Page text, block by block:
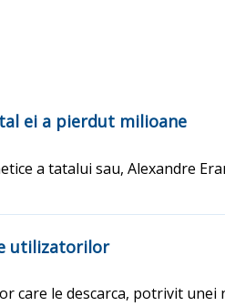
ei a pierdut milioane
a tatalui sau, Alexandre
utilizatorilor
care le descarca, potrivit unei